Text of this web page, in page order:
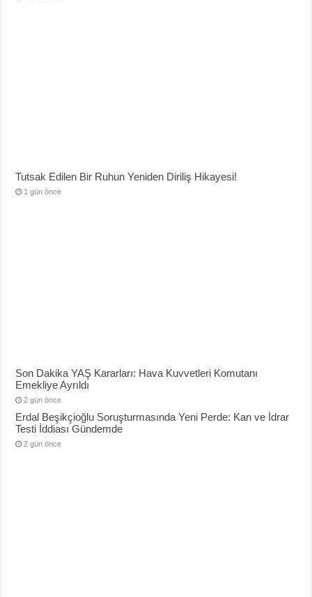
Tutsak Edilen Bir Ruhun Yeniden Diriliş Hikayesi!
1 gün önce
Son Dakika YAŞ Kararları: Hava Kuvvetleri Komutanı
Emekliye Ayrıldı
2 gün önce
Erdal Beşikçioğlu Soruşturmasında Yeni Perde: Kan ve İdrar
Testi İddiası Gündemde
2 gün önce